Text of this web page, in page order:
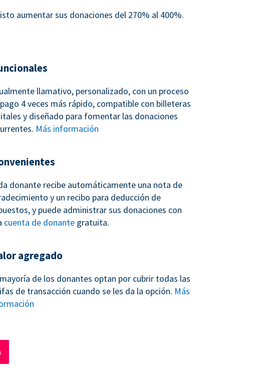
aumentar sus donaciones del 270% al 400%.
llamativo, personalizado, con un proceso
4 veces más rápido, compatible con billeteras
y diseñado para fomentar las donaciones
Más información
donante recibe automáticamente una nota de
y un recibo para deducción de
y puede administrar sus donaciones con
cuenta de donante gratuita.
agregado
de los donantes optan por cubrir todas las
de transacción cuando se les da la opción. Más